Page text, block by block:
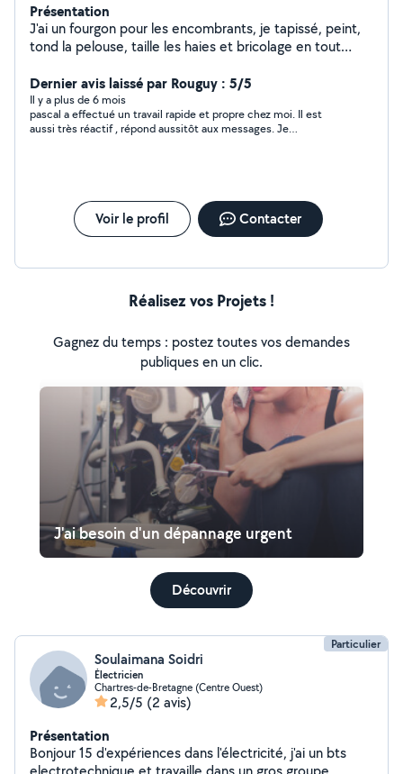
Présentation
J'ai un fourgon pour les encombrants, je tapissé, peint,
tond la pelouse, taille les haies et bricolage en tout
Dernier avis laissé par Rouguy : 5/5
Il y a plus de 6 mois
pascal a effectué un travail rapide et propre chez moi. Il est
aussi très réactif , répond aussitôt aux messages. Je
Voir le profil Contacter
Réalisez vos Projets !
Gagnez du temps : postez toutes vos demandes
publiques en un clic.
J'ai besoin d'un dépannage urgent
Découvrir
Particulier
Soulaimana Soidri
Électricien
Chartres-de-Bretagne (Centre Ouest)
2,5/5 (2 avis)
Présentation
Bonjour 15 d'expériences dans l'électricité, j'ai un bts